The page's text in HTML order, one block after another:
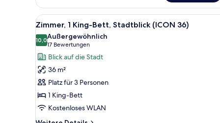
1 King-
Bett
(CLUB
Club
Lounge
Access)
Alle
Fotos
für
Zimmer,
1 King-
Bett,
Stadtblick
(ICON
36)
anzeigen
Hochwertige Bettwaren,
5
Zimmer, 1 King-Bett, Stadtblick (ICON 36)
10,010,0 von 10
Außergewöhnlich
17 Bewertungen
(17
Bewertungen)
Blick auf die Stadt
36 m²
Platz für 3 Personen
1 King-Bett
Kostenloses WLAN